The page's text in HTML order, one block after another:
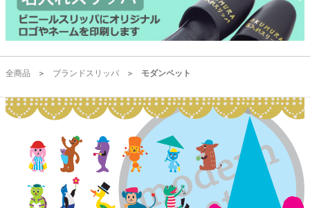
全商品 ブランドスリッパ モダンペット